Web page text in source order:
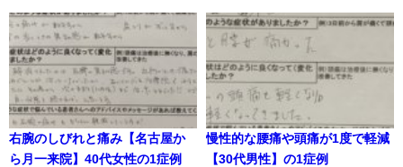
右腕のしびれと痛み【名古屋か
ら月一来院】40代女性の1症例
慢性的な腰痛や頭痛が1度で軽減
【30代男性】の1症例